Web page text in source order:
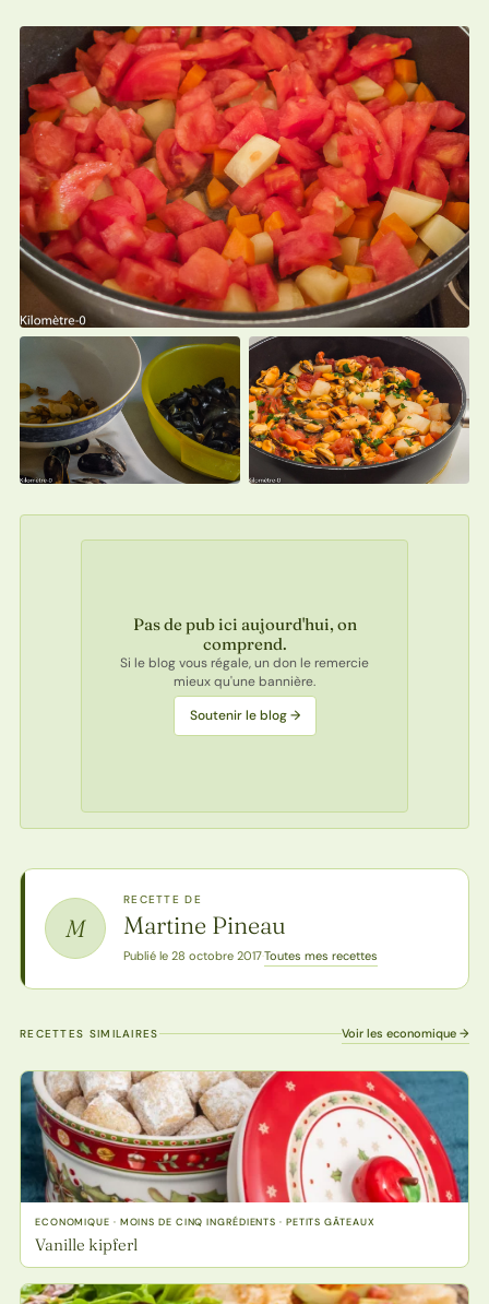
Pas de pub ici aujourd'hui, on
comprend.
Si le blog vous régale, un don le remercie
mieux qu'une bannière.
Soutenir le blog →
M
RECETTE DE
Martine Pineau
Publié le 28 octobre 2017·Toutes mes recettes
RECETTES SIMILAIRES Voir les economique →
ECONOMIQUE · MOINS DE CINQ INGRÉDIENTS · PETITS GÂTEAUX
Vanille kipferl